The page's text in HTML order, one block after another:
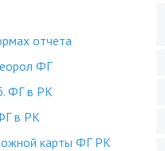
отчета
ФГ
ФГ в РК
в РК
карты ФГ РК